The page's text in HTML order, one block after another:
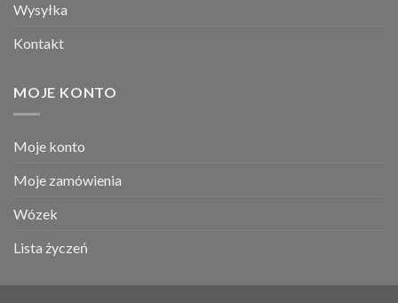
Wysyłka
Kontakt
MOJE KONTO
Moje konto
Moje zamówienia
Wózek
Lista życzeń